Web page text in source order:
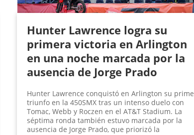
Hunter Lawrence logra su
primera victoria en Arlington
en una noche marcada por la
ausencia de Jorge Prado
Hunter Lawrence conquistó en Arlington su
triunfo en la 450SMX tras un intenso duelo con
Tomac, Webb y Roczen en el AT&T Stadium. La
séptima ronda también estuvo marcada por la
ausencia de Jorge Prado, que priorizó la